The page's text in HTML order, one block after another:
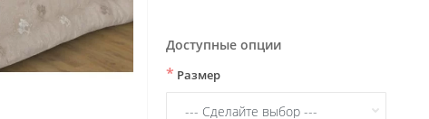
Доступные опции
* Размер